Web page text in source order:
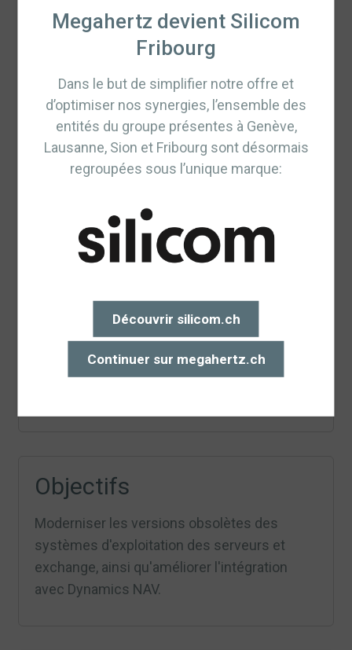
Megahertz devient Silicom
Fribourg
Dans le but de simplifier notre offre et
d’optimiser nos synergies, l’ensemble des
entités du groupe présentes à Genève,
Lausanne, Sion et Fribourg sont désormais
regroupées sous l’unique marque:
Découvrir silicom.ch
Continuer sur megahertz.ch
Pays Suisse (Fribourg)
Employés 119 personnes
d’activités
charpente métallique
Utilisateurs 70
Durée du
2 mois
Objectifs
Moderniser les versions obsolètes des
systèmes d'exploitation des serveurs et
exchange, ainsi qu'améliorer l'intégration
avec Dynamics NAV.